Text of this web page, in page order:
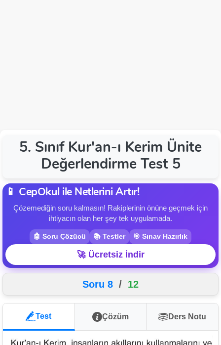
5. Sınıf Kur'an-ı Kerim Ünite
Değerlendirme Test 5
📱 CepOkul ile Netlerini Artır!
Çözemediğin soru kalmasın! Rakiplerinin önüne geçmek için
ihtiyacın olan her şey tek uygulamada.
🤖 Soru Çözücü 📚 Testler 🎯 Sınav Hazırlık
🚀 Ücretsiz İndir
Soru 8 / 12
Test Çözüm Ders Notu